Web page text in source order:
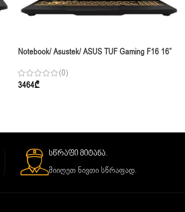
Notebook/ Asustek/ ASUS TUF Gaming F16 16”
Jaeger Gray(0)
3464₾
სწრაფი მიტანა.
მიიღეთ ნივთი სწრაფად.